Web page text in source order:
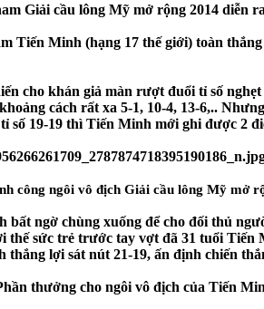
Giải cầu lông Mỹ mở rộng 2014
Tiến Minh (hạng 17 thế giới) toàn
cho khán giả màn rượt đuổi tỉ số
cách rất xa 5-1, 10-4, 13-6,..
19-19 thì Tiến Minh mới ghi được 2
công ngôi vô địch Giải cầu lông Mỹ mở
ngờ chùng xuống để cho đối thủ
sức trẻ trước tay vợt đã 31 tuổi
lợi sát nút 21-19, ấn định chiến
thưởng cho ngôi vô địch của Tiến